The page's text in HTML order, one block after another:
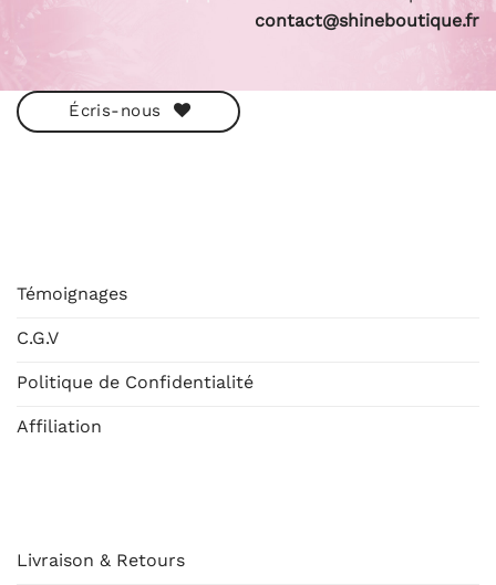
contact@shineboutique.fr
Écris-nous
Témoignages
C.G.V
Politique de Confidentialité
Affiliation
Livraison & Retours